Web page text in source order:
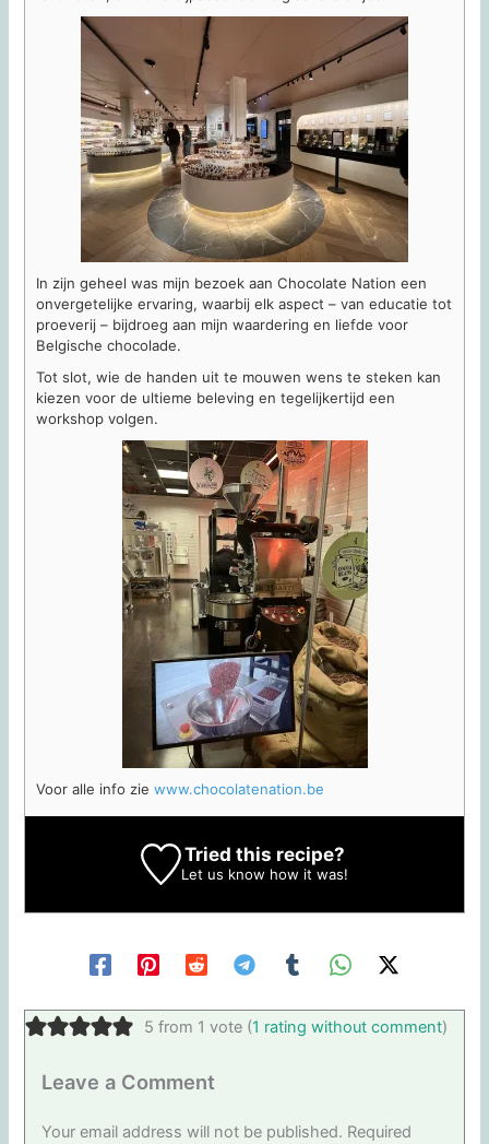
In zijn geheel was mijn bezoek aan Chocolate Nation een
onvergetelijke ervaring, waarbij elk aspect – van educatie tot
proeverij – bijdroeg aan mijn waardering en liefde voor
Belgische chocolade.
Tot slot, wie de handen uit te mouwen wens te steken kan
kiezen voor de ultieme beleving en tegelijkertijd een
workshop volgen.
Voor alle info ziewww.chocolatenation.be
Tried this recipe?
Let us know how it was!
5 from 1 vote (1 rating without comment)
Leave a Comment
Your email address will not be published. Required